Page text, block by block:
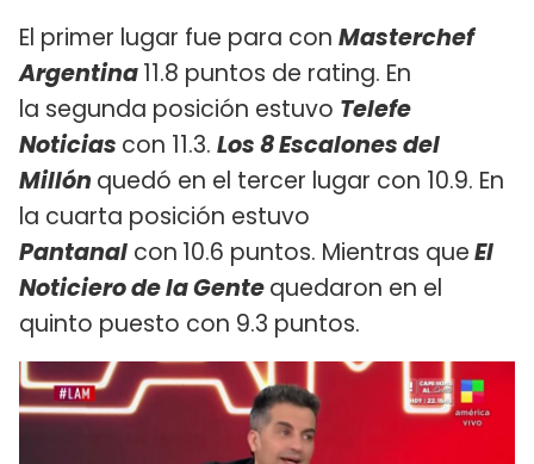
El primer lugar fue para con Masterchef
Argentina11.8 puntos de rating. En
la segunda posición estuvo Telefe
Noticias con 11.3. Los 8 Escalones del
Millón quedó en el tercer lugar con 10.9. En
la cuarta posición estuvo
Pantanal con 10.6 puntos. Mientras queEl
Noticiero de la Gentequedaron en el
quinto puesto con 9.3 puntos.